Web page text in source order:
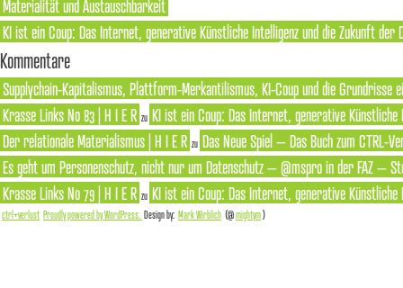
Materialität und Austauschbarkeit
KI ist ein Coup: Das Internet, generative Künstliche Intelligenz und die Zukunft der
Kommentare
Supplychain-Kapitalismus, Plattform-Merkantilismus, KI-Coup und die
Krasse Links No 83 | H I E R zu KI ist ein Coup: Das Internet, generative
Der relationale Materialismus | H I E R zu Das Neue Spiel – Das Buch zum CTRL-
Es geht um Personenschutz, nicht nur um Datenschutz – @mspro in der FAZ –
Krasse Links No 79 | H I E R zu KI ist ein Coup: Das Internet, generative
ctrl+verlust Proudly powered by WordPress. Design by: Mark Wirblich (@mightym)